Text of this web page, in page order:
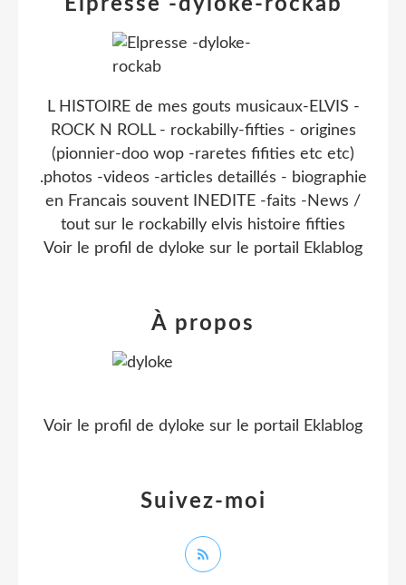
Elpresse -dyloke-rockab
L HISTOIRE de mes gouts musicaux-ELVIS -
ROCK N ROLL - rockabilly-fifties - origines
(pionnier-doo wop -raretes fifities etc etc)
.photos -videos -articles detaillés - biographie
en Francais souvent INEDITE -faits -News /
tout sur le rockabilly elvis histoire fifties
Voir le profil de dyloke sur le portail Eklablog
Suivez-moi
À propos
Voir le profil de dyloke sur le portail Eklablog